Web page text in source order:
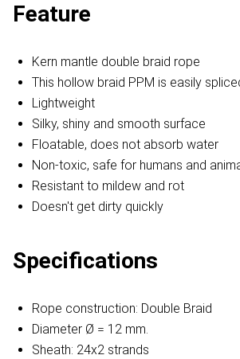
Feature
Kern mantle double braid rope
This hollow braid PPM is easily
Lightweight
Silky, shiny and smooth surface
Floatable, does not absorb water
Non-toxic, safe for humans and
Resistant to mildew and rot
Doesn't get dirty quickly
Specifications
Rope construction: Double Braid
Diameter Ø = 12 mm.
Sheath: 24x2 strands